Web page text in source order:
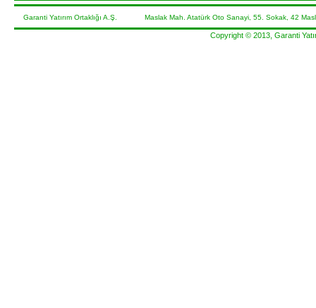
Garanti Yatırım Ortaklığı A.Ş. Maslak Mah. Atatürk Oto Sanayi, 55. Sokak, 42
Copyright © 2013, Garanti